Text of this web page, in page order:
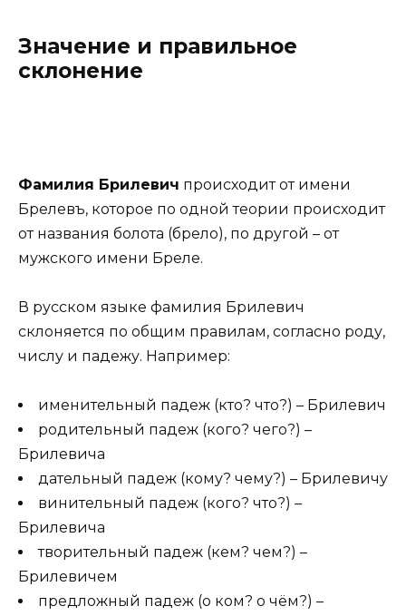
Значение и правильное
склонение
Фамилия Брилевич происходит от имени
Брелевъ, которое по одной теории происходит
от названия болота (брело), по другой – от
мужского имени Бреле.
В русском языке фамилия Брилевич
склоняется по общим правилам, согласно роду,
числу и падежу. Например:
именительный падеж (кто? что?) – Брилевич
родительный падеж (кого? чего?) –
Брилевича
дательный падеж (кому? чему?) – Брилевичу
винительный падеж (кого? что?) –
Брилевича
творительный падеж (кем? чем?) –
Брилевичем
предложный падеж (о ком? о чём?) –